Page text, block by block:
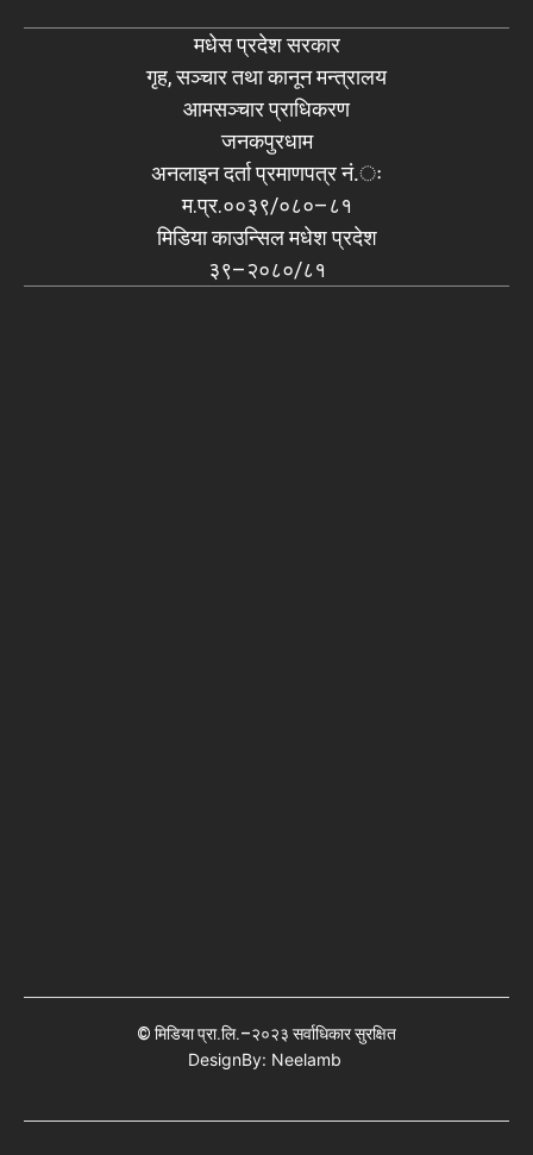
मधेस प्रदेश सरकार
गृह, सञ्चार तथा कानून मन्त्रालय
आमसञ्चार प्राधिकरण
जनकपुरधाम
अनलाइन दर्ता प्रमाणपत्र नं.ः
म.प्र.००३९/०८०–८१
मिडिया काउन्सिल मधेश प्रदेश
३९–२०८०/८१
© मिडिया प्रा.लि.–२०२३ सर्वाधिकार सुरक्षित
DesignBy: Neelamb